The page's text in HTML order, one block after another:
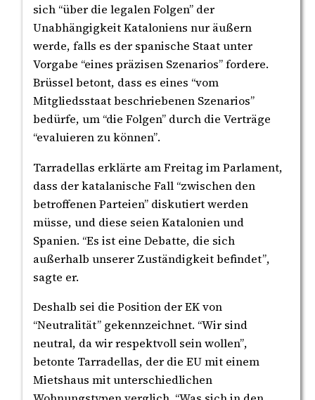
sich “über die legalen Folgen” der
Unabhängigkeit Kataloniens nur äußern
werde, falls es der spanische Staat unter
Vorgabe “eines präzisen Szenarios” fordere.
Brüssel betont, dass es eines “vom
Mitgliedsstaat beschriebenen Szenarios”
bedürfe, um “die Folgen” durch die Verträge
“evaluieren zu können”.
Tarradellas erklärte am Freitag im Parlament,
dass der katalanische Fall “zwischen den
betroffenen Parteien” diskutiert werden
müsse, und diese seien Katalonien und
Spanien. “Es ist eine Debatte, die sich
außerhalb unserer Zuständigkeit befindet”,
sagte er.
Deshalb sei die Position der EK von
“Neutralität” gekennzeichnet. “Wir sind
neutral, da wir respektvoll sein wollen”,
betonte Tarradellas, der die EU mit einem
Mietshaus mit unterschiedlichen